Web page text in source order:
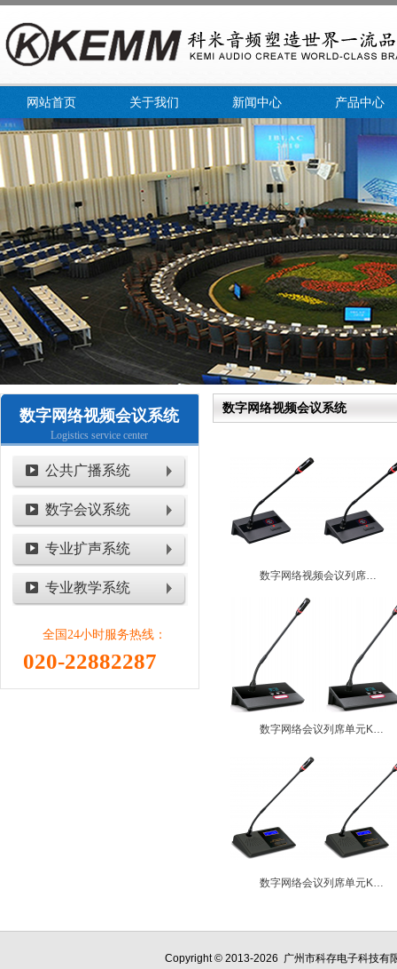
网站首页 关于我们 新闻中心 产品中心
数字网络视频会议系统
Logistics service center
公共广播系统
数字会议系统
专业扩声系统
专业教学系统
全国24小时服务热线：
020-22882287
数字网络视频会议系统
数字网络视频会议列席单元KM-882C KM-882D
数字网络会议列席单元KM-711C KM-711D
数字网络会议列席单元KM-710C KM-710D
Copyright © 2013-2026 广州市科存电子科技